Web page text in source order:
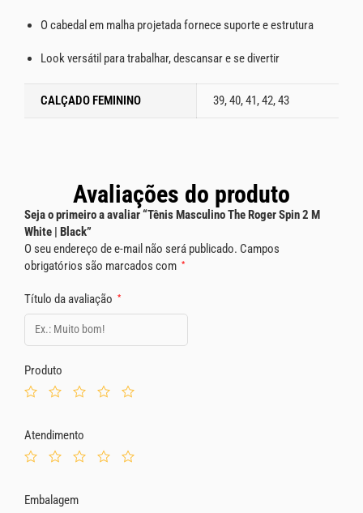
O cabedal em malha projetada fornece suporte e estrutura
Look versátil para trabalhar, descansar e se divertir
CALÇADO FEMININO 39, 40, 41, 42, 43
Avaliações do produto
Seja o primeiro a avaliar “Tênis Masculino The Roger Spin 2 M
White | Black”
O seu endereço de e-mail não será publicado. Campos
obrigatórios são marcados com *
Título da avaliação *
Produto
Atendimento
Embalagem